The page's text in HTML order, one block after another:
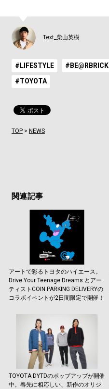
Text_柴山英樹
#LIFESTYLE #BE@RBRICK
#TOYOTA
TOP> NEWS
関連記事
アートで彩るトヨタのハイエース。
Drive Your Teenage Dreams.とアー
ティストCOIN PARKING DELIVERYの
コラボイベントが2日間限定で開催！
TOYOTA DYTDのポップアップが開催
中。春先に相応しい、新作のオリジ